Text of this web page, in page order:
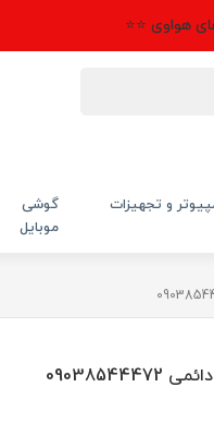
هواوی ⭐⭐
و تجهیزات
گوشی
موبایل